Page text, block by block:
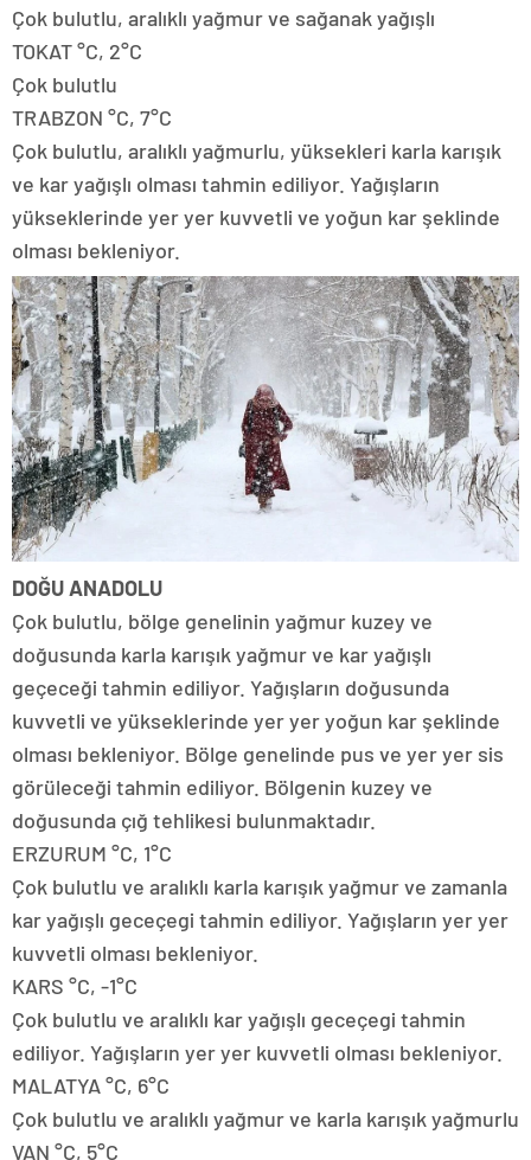
Çok bulutlu, aralıklı yağmur ve sağanak yağışlı
TOKAT °C, 2°C
Çok bulutlu
TRABZON °C, 7°C
Çok bulutlu, aralıklı yağmurlu, yüksekleri karla karışık
ve kar yağışlı olması tahmin ediliyor. Yağışların
yükseklerinde yer yer kuvvetli ve yoğun kar şeklinde
olması bekleniyor.
DOĞU ANADOLU
Çok bulutlu, bölge genelinin yağmur kuzey ve
doğusunda karla karışık yağmur ve kar yağışlı
geçeceği tahmin ediliyor. Yağışların doğusunda
kuvvetli ve yükseklerinde yer yer yoğun kar şeklinde
olması bekleniyor. Bölge genelinde pus ve yer yer sis
görüleceği tahmin ediliyor. Bölgenin kuzey ve
doğusunda çığ tehlikesi bulunmaktadır.
ERZURUM °C, 1°C
Çok bulutlu ve aralıklı karla karışık yağmur ve zamanla
kar yağışlı geceçegi tahmin ediliyor. Yağışların yer yer
kuvvetli olması bekleniyor.
KARS °C, -1°C
Çok bulutlu ve aralıklı kar yağışlı geceçegi tahmin
ediliyor. Yağışların yer yer kuvvetli olması bekleniyor.
MALATYA °C, 6°C
Çok bulutlu ve aralıklı yağmur ve karla karışık yağmurlu
VAN °C, 5°C